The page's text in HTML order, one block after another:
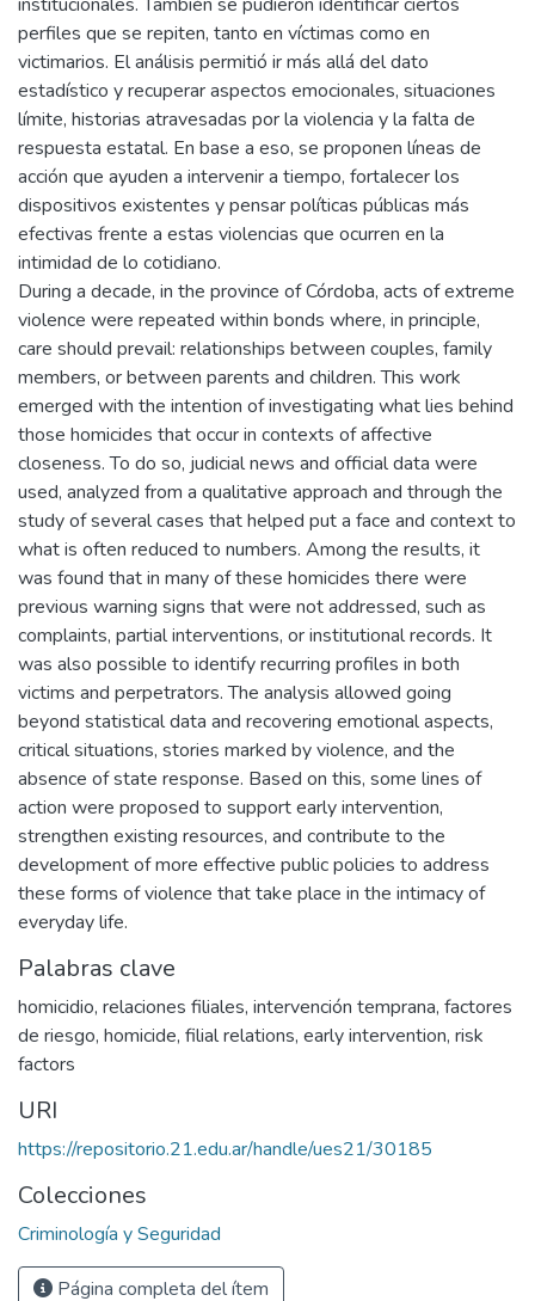
perfiles que se repiten, tanto en víctimas como en
victimarios. El análisis permitió ir más allá del dato
estadístico y recuperar aspectos emocionales, situaciones
límite, historias atravesadas por la violencia y la falta de
respuesta estatal. En base a eso, se proponen líneas de
acción que ayuden a intervenir a tiempo, fortalecer los
dispositivos existentes y pensar políticas públicas más
efectivas frente a estas violencias que ocurren en la
intimidad de lo cotidiano.
During a decade, in the province of Córdoba, acts of extreme
violence were repeated within bonds where, in principle,
care should prevail: relationships between couples, family
members, or between parents and children. This work
emerged with the intention of investigating what lies behind
those homicides that occur in contexts of affective
closeness. To do so, judicial news and official data were
used, analyzed from a qualitative approach and through the
study of several cases that helped put a face and context to
what is often reduced to numbers. Among the results, it
was found that in many of these homicides there were
previous warning signs that were not addressed, such as
complaints, partial interventions, or institutional records. It
was also possible to identify recurring profiles in both
victims and perpetrators. The analysis allowed going
beyond statistical data and recovering emotional aspects,
critical situations, stories marked by violence, and the
absence of state response. Based on this, some lines of
action were proposed to support early intervention,
strengthen existing resources, and contribute to the
development of more effective public policies to address
these forms of violence that take place in the intimacy of
everyday life.
Palabras clave
homicidio, relaciones filiales, intervención temprana, factores
de riesgo, homicide, filial relations, early intervention, risk
factors
URI
https://repositorio.21.edu.ar/handle/ues21/30185
Colecciones
Criminología y Seguridad
Página completa del ítem